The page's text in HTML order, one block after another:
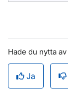
Hade du nytta
Ja